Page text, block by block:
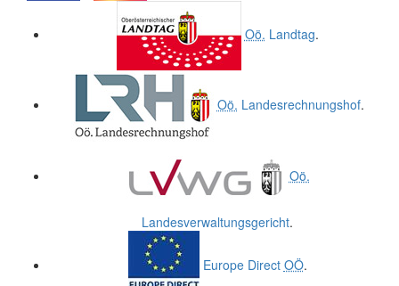
Oö. Landtag.
Oö. Landesrechnungshof.
Oö.
Landesverwaltungsgericht.
Europe Direct OÖ.